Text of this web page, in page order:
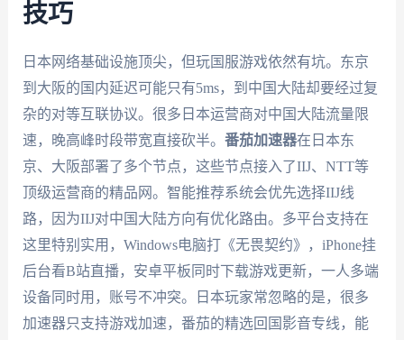
技巧
日本网络基础设施顶尖，但玩国服游戏依然有坑。东京
到大阪的国内延迟可能只有5ms，到中国大陆却要经过复
杂的对等互联协议。很多日本运营商对中国大陆流量限
速，晚高峰时段带宽直接砍半。 番茄加速器在日本东
京、大阪部署了多个节点，这些节点接入了IIJ、NTT等
顶级运营商的精品网。智能推荐系统会优先选择IIJ线
路，因为IIJ对中国大陆方向有优化路由。多平台支持在
这里特别实用，Windows电脑打《无畏契约》，iPhone挂
后台看B站直播，安卓平板同时下载游戏更新，一人多端
设备同时用，账号不冲突。日本玩家常忽略的是，很多
加速器只支持游戏加速，番茄的精选回国影音专线，能